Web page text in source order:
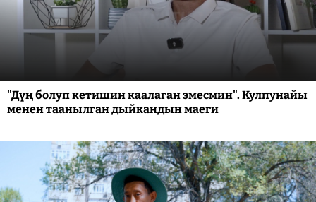
"Дүң болуп кетишин каалаган эмесмин". Кулпунайы
менен таанылган дыйкандын маеги